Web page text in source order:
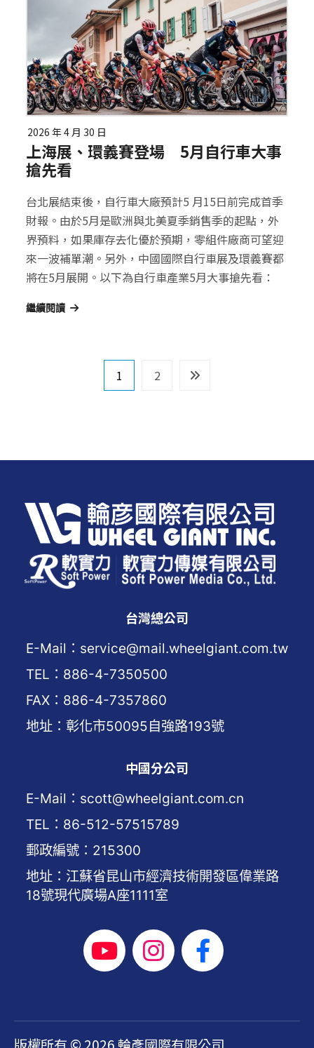
2026 年 4 月 30 日
上海展、環義賽登場 5月自行車大事
搶先看
台北展結束後，自行車大廠預計5 月15日前完成首季
財報。由於5月是歐洲與北美夏季銷售季的起點，外
界預料，如果庫存去化優於預期，零組件廠商可望迎
來一波補單潮。另外，中國國際自行車展及環義賽都
將在5月展開。以下為自行車產業5月大事搶先看：
繼續閱讀
1 2
台灣總公司
E-Mail：service@mail.wheelgiant.com.tw
TEL：886-4-7350500
FAX：886-4-7357860
地址：彰化市50095自強路193號
中國分公司
E-Mail：scott@wheelgiant.com.cn
TEL：86-512-57515789
郵政編號：215300
地址：江蘇省昆山市經濟技術開發區偉業路
18號現代廣場A座1111室